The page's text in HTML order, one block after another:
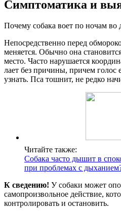
Симптоматика и
Почему собака воет по ночам
Непосредственно перед
меняется. Обычно она
место. Часто нарушается
лает без причины, причем голос
узнать. Пса тошнит, не редко
Читайте также:
Собака часто дышит в
при проблемах с
К сведению! У собаки может
самопроизвольное действие,
контролировать и остановить.